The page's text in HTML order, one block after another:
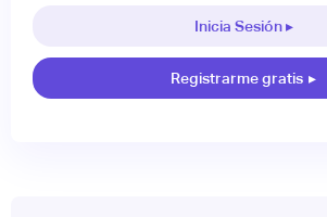
Inicia Sesión ▸
Registrarme gratis ▸